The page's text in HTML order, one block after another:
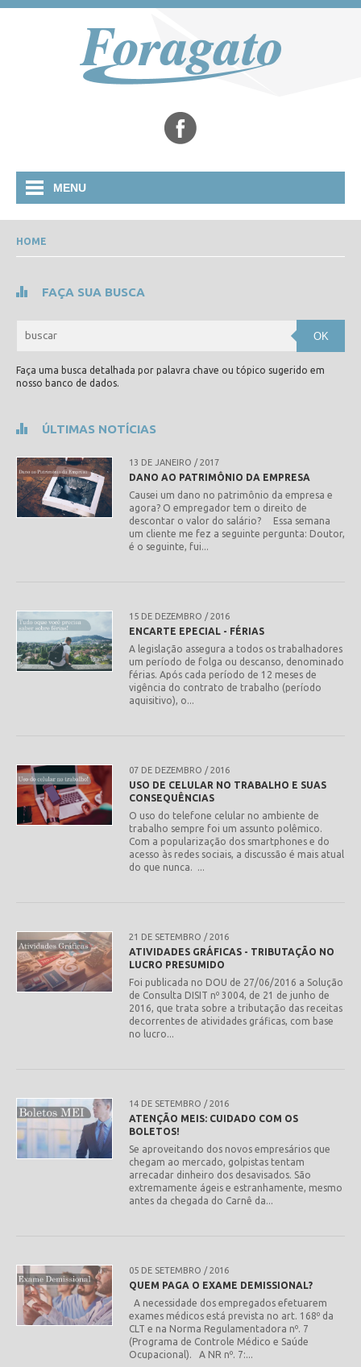
MENU
1
HOME
FAÇA SUA BUSCA
OK
Faça uma busca detalhada por palavra chave ou tópico sugerido em
nosso banco de dados.
ÚLTIMAS NOTÍCIAS
13 DE JANEIRO / 2017
DANO AO PATRIMÔNIO DA EMPRESA
Causei um dano no patrimônio da empresa e
agora? O empregador tem o direito de
descontar o valor do salário? Essa semana
um cliente me fez a seguinte pergunta: Doutor,
é o seguinte, fui...
15 DE DEZEMBRO / 2016
ENCARTE EPECIAL - FÉRIAS
A legislação assegura a todos os trabalhadores
um período de folga ou descanso, denominado
férias. Após cada período de 12 meses de
vigência do contrato de trabalho (período
aquisitivo), o...
07 DE DEZEMBRO / 2016
USO DE CELULAR NO TRABALHO E SUAS
CONSEQUÊNCIAS
O uso do telefone celular no ambiente de
trabalho sempre foi um assunto polêmico.
Com a popularização dos smartphones e do
acesso às redes sociais, a discussão é mais atual
do que nunca. ...
21 DE SETEMBRO / 2016
ATIVIDADES GRÁFICAS - TRIBUTAÇÃO NO
LUCRO PRESUMIDO
Foi publicada no DOU de 27/06/2016 a Solução
de Consulta DISIT nº 3004, de 21 de junho de
2016, que trata sobre a tributação das receitas
decorrentes de atividades gráficas, com base
no lucro...
14 DE SETEMBRO / 2016
ATENÇÃO MEIS: CUIDADO COM OS
BOLETOS!
Se aproveitando dos novos empresários que
chegam ao mercado, golpistas tentam
arrecadar dinheiro dos desavisados. São
extremamente ágeis e estranhamente, mesmo
antes da chegada do Carnê da...
05 DE SETEMBRO / 2016
QUEM PAGA O EXAME DEMISSIONAL?
A necessidade dos empregados efetuarem
exames médicos está prevista no art. 168º da
CLT e na Norma Regulamentadora nº. 7
(Programa de Controle Médico e Saúde
Ocupacional). A NR nº. 7:...